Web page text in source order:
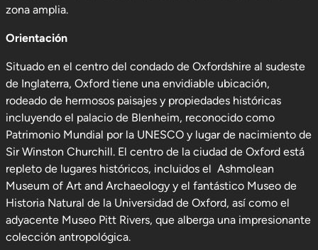
zona amplia.
Orientación
Situado en el centro del condado de Oxfordshire al sudeste
de Inglaterra, Oxford tiene una envidiable ubicación,
rodeado de hermosos paisajes y propiedades históricas
incluyendo el palacio de Blenheim, reconocido como
Patrimonio Mundial por la UNESCO y lugar de nacimiento de
Sir Winston Churchill. El centro de la ciudad de Oxford está
repleto de lugares históricos, incluidos el Ashmolean
Museum of Art and Archaeology y el fantástico Museo de
Historia Natural de la Universidad de Oxford, así como el
adyacente Museo Pitt Rivers, que alberga una impresionante
colección antropológica.